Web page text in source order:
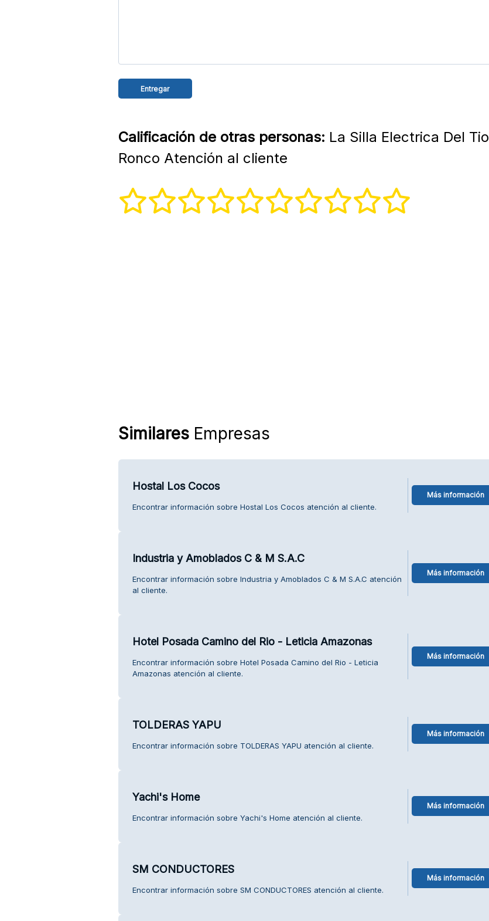
Calificación de otras personas: La Silla Electrica Del Tio
Ronco Atención al cliente
SimilaresEmpresas
Hostal Los Cocos
Encontrar información sobre Hostal Los Cocos atención al cliente.
Más información
Industria y Amoblados C & M S.A.C
Encontrar información sobre Industria y Amoblados C & M S.A.C atención
al cliente.
Más información
Hotel Posada Camino del Rio - Leticia Amazonas
Encontrar información sobre Hotel Posada Camino del Rio - Leticia
Amazonas atención al cliente.
Más información
TOLDERAS YAPU
Encontrar información sobre TOLDERAS YAPU atención al cliente.
Más información
Yachi's Home
Encontrar información sobre Yachi's Home atención al cliente.
Más información
SM CONDUCTORES
Encontrar información sobre SM CONDUCTORES atención al cliente.
Más información